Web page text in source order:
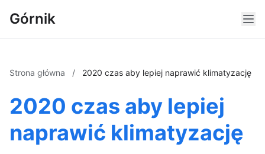
Górnik
Strona główna / 2020 czas aby lepiej naprawić klimatyzację
2020 czas aby lepiej
naprawić klimatyzację